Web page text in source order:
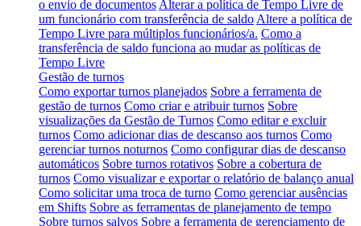
o envio de documentos Alterar a política de Tempo Livre de
um funcionário com transferência de saldo Altere a política de
Tempo Livre para múltiplos funcionários/a. Como a
transferência de saldo funciona ao mudar as políticas de
Tempo Livre
Gestão de turnos
Como exportar turnos planejados Sobre a ferramenta de
gestão de turnos Como criar e atribuir turnos Sobre
visualizações da Gestão de Turnos Como editar e excluir
turnos Como adicionar dias de descanso aos turnos Como
gerenciar turnos noturnos Como configurar dias de descanso
automáticos Sobre turnos rotativos Sobre a cobertura de
turnos Como visualizar e exportar o relatório de balanço anual
Como solicitar uma troca de turno Como gerenciar ausências
em Shifts Sobre as ferramentas de planejamento de tempo
Sobre turnos salvos Sobre a ferramenta de gerenciamento de